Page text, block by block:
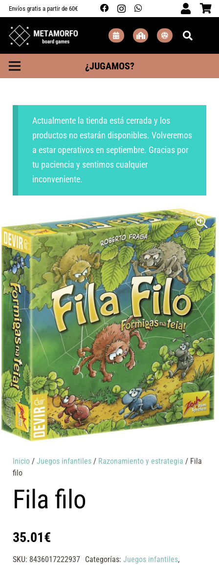
Envíos gratis a partir de 60€
¿JUGAMOS?
Actualmente la tienda está cerrada y los
productos no estarán disponibles. Volveremos
a estar operativos en septiembre. Gracias por
tu paciencia y sentimos cualquier
inconveniente.
Inicio /Juegos infantiles / Razonamiento y estrategia / Fila
filo
Fila filo
35.01€
SKU: 8436017222937 Categorías: Juegos infantiles,